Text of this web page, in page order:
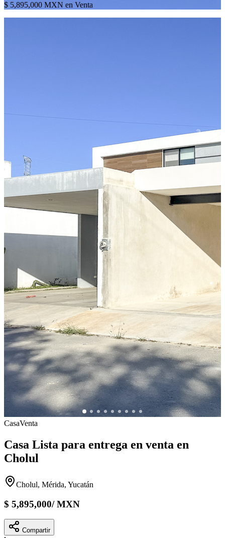
$ 5,895,000 MXN en Venta
CasaVenta
Casa Lista para entrega en venta en
Cholul
Cholul, Mérida, Yucatán
$ 5,895,000/MXN
Compartir